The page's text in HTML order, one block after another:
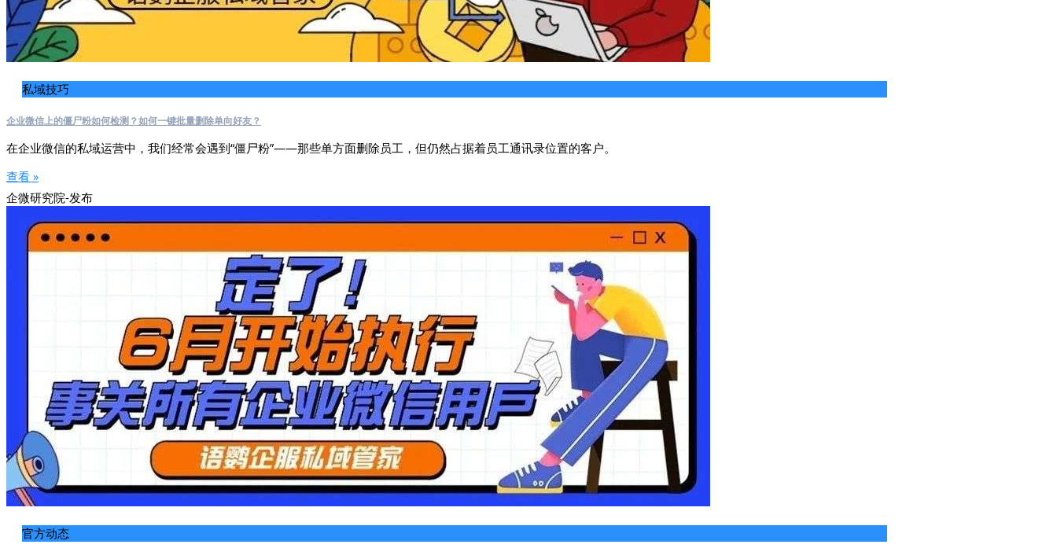
私域技巧
企业微信上的僵尸粉如何检测？如何一键批量删除单向好友？
在企业微信的私域运营中，我们经常会遇到“僵尸粉”——那些单方面删除员工，但仍然占据着员工通讯录位置的客户。
查看 »
企微研究院-发布
官方动态